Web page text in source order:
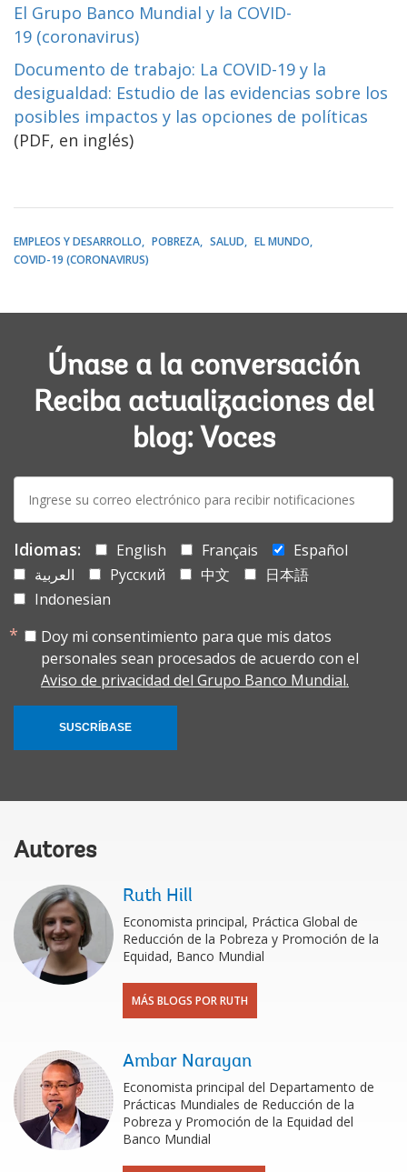
El Grupo Banco Mundial y la COVID-
19 (coronavirus)
Documento de trabajo: La COVID-19 y la
desigualdad: Estudio de las evidencias sobre los
posibles impactos y las opciones de políticas
(PDF, en inglés)
EMPLEOS Y DESARROLLO POBREZA SALUD
EL MUNDO
COVID-19 (CORONAVIRUS)
Únase a la conversación
Reciba actualizaciones del
blog: Voces
mail:
Idiomas: English Français
Español
العربية
Русский 中文
日本語
Indonesian
Doy mi consentimiento para que mis datos
personales sean procesados de acuerdo con el
Aviso de privacidad del Grupo Banco Mundial.
SUSCRÍBASE
Autores
Ruth Hill
Economista principal, Práctica Global de
Reducción de la Pobreza y Promoción de la
Equidad, Banco Mundial
MÁS BLOGS POR RUTH
Ambar Narayan
Economista principal del Departamento de
Prácticas Mundiales de Reducción de la
Pobreza y Promoción de la Equidad del
Banco Mundial